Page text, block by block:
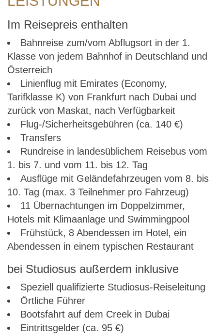
Im Reisepreis enthalten
Bahnreise zum/vom Abflugsort in der 1.
Klasse von jedem Bahnhof in Deutschland und
Österreich
Linienflug mit Emirates (Economy,
Tarifklasse K) von Frankfurt nach Dubai und
zurück von Maskat, nach Verfügbarkeit
Flug-/Sicherheitsgebühren (ca. 140 €)
Transfers
Rundreise in landesüblichem Reisebus vom
1. bis 7. und vom 11. bis 12. Tag
Ausflüge mit Geländefahrzeugen vom 8. bis
10. Tag (max. 3 Teilnehmer pro Fahrzeug)
11 Übernachtungen im Doppelzimmer,
Hotels mit Klimaanlage und Swimmingpool
Frühstück, 8 Abendessen im Hotel, ein
Abendessen in einem typischen Restaurant
bei Studiosus außerdem inklusive
Speziell qualifizierte Studiosus-Reiseleitung
Örtliche Führer
Bootsfahrt auf dem Creek in Dubai
Eintrittsgelder (ca. 95 €)